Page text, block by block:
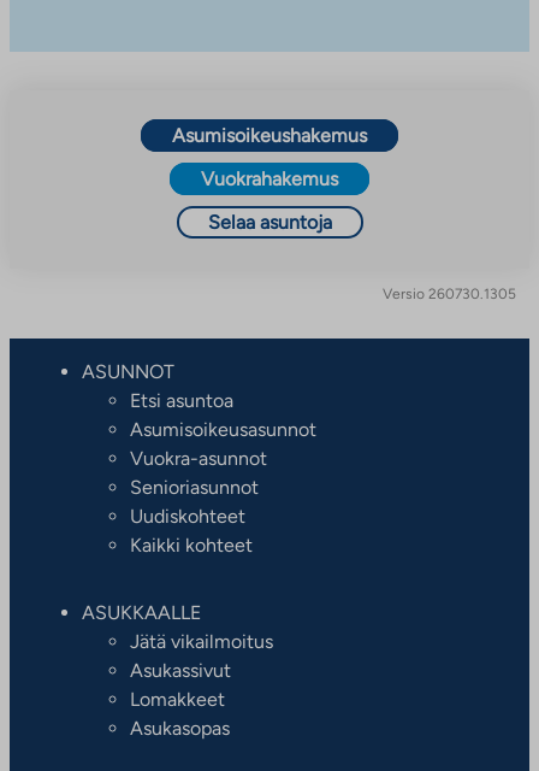
Asumisoikeushakemus
Vuokrahakemus
Selaa asuntoja
Versio 260730.1305
ASUNNOT
Etsi asuntoa
Asumisoikeusasunnot
Vuokra-asunnot
Senioriasunnot
Uudiskohteet
Kaikki kohteet
ASUKKAALLE
Jätä vikailmoitus
Asukassivut
Lomakkeet
Asukasopas